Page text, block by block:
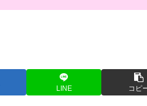
LINE コピ